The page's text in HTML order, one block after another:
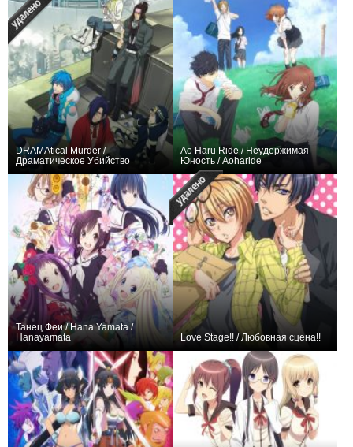
DRAMAtical Murder /
Драматическое Убийство
Ao Haru Ride / Неудержимая
Юность / Aoharide
0 14
Танец Феи / Hana Yamata /
Hanayamata
Love Stage!! / Любовная сцена!!